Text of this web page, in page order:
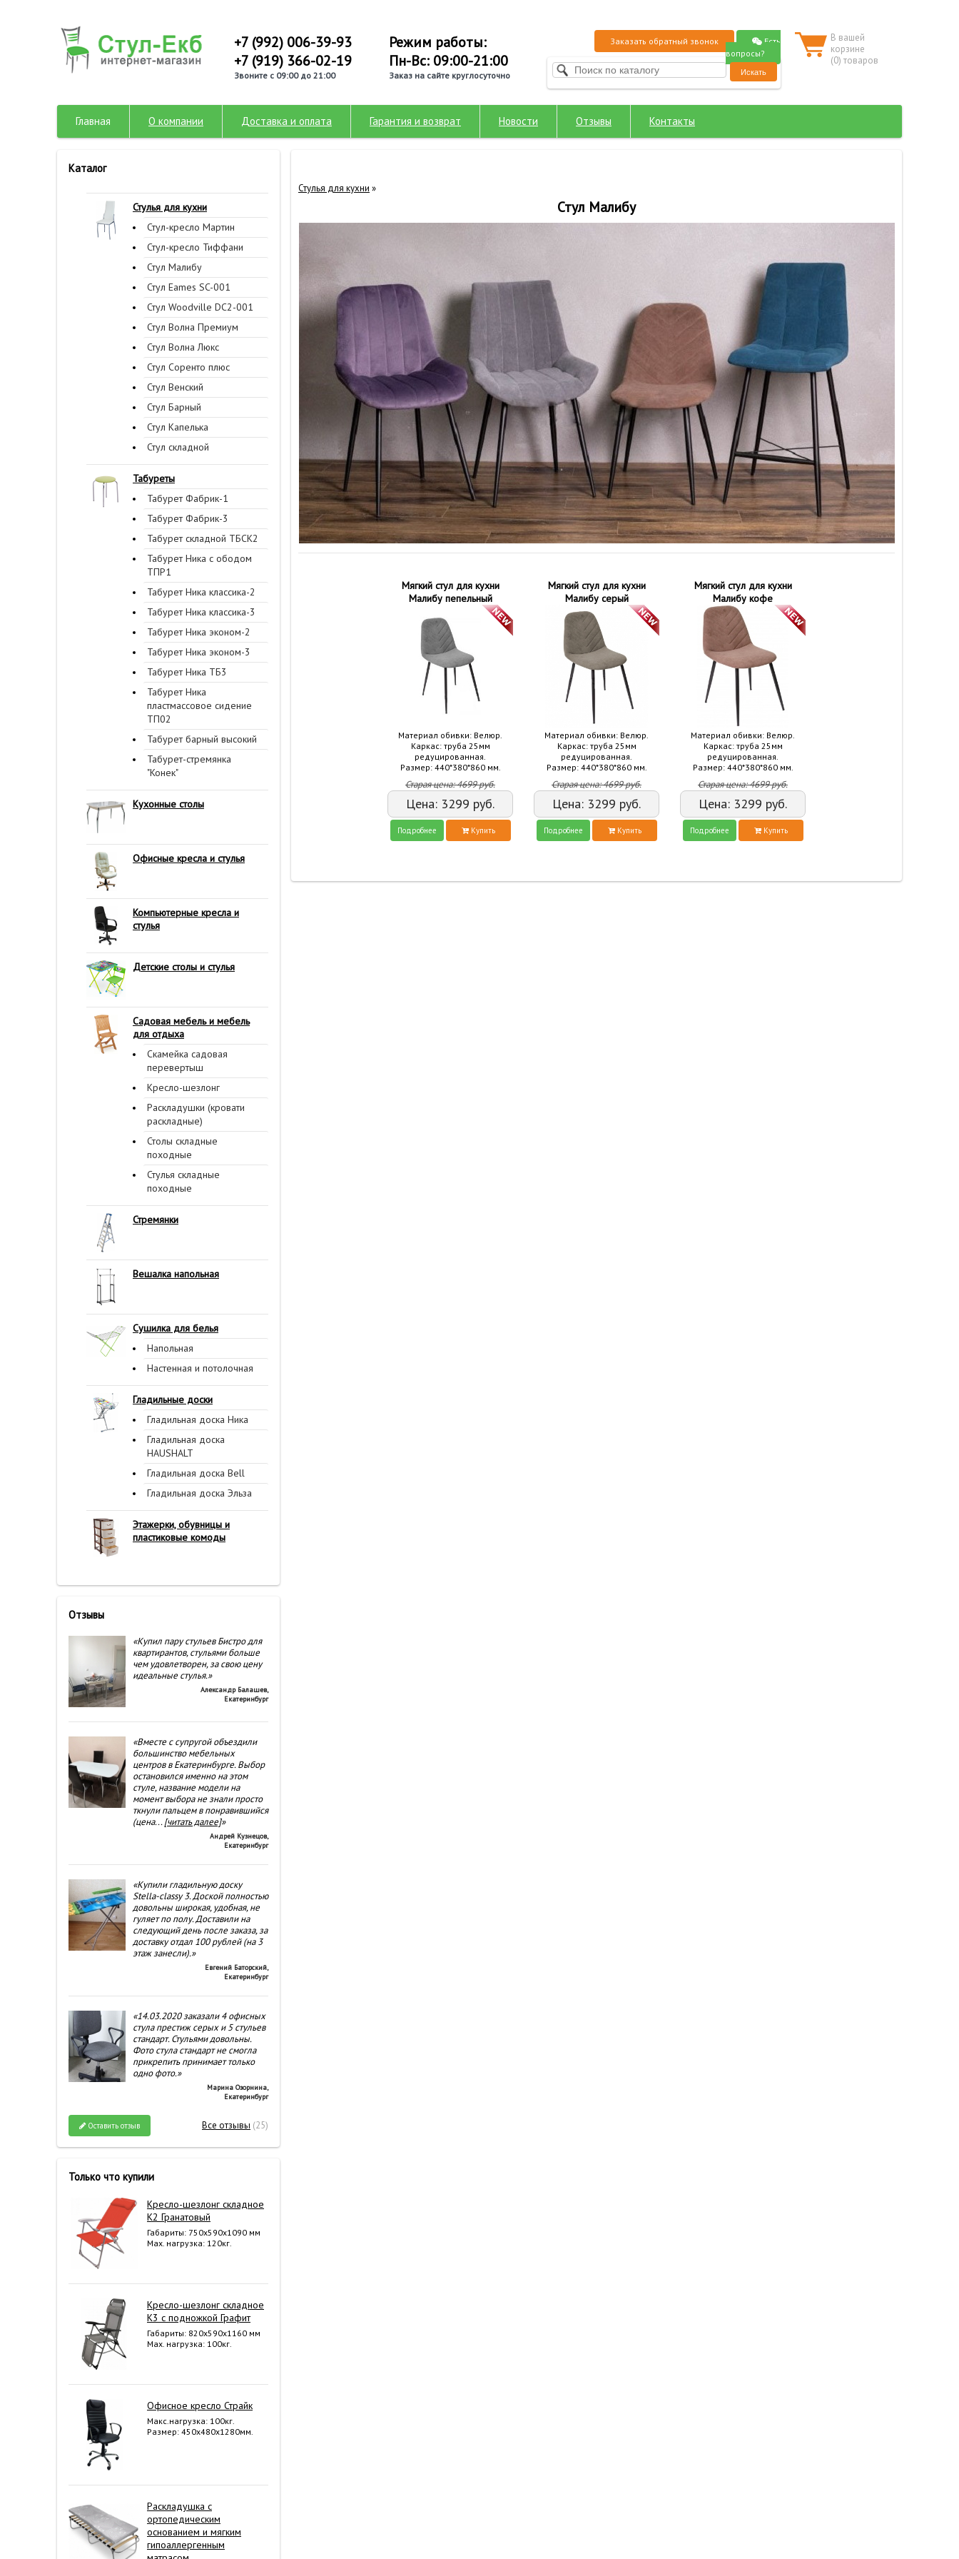
+7 (992) 006-39-93
+7 (919) 366-02-19
Звоните с 09:00 до 21:00
Режим работы:
Пн-Вс: 09:00-21:00
Заказ на сайте круглосуточно
Заказать обратный звонок
Есть
вопросы?
В вашей
корзине
(0) товаров
Главная О компании Доставка и оплата Гарантия и возврат Новости Отзывы Контакты
Каталог
Стулья для кухни
Стул-кресло Мартин
Стул-кресло Тиффани
Стул Малибу
Стул Eames SC-001
Стул Woodville DC2-001
Стул Волна Премиум
Стул Волна Люкс
Стул Соренто плюс
Стул Венский
Стул Барный
Стул Капелька
Стул складной
Табуреты
Табурет Фабрик-1
Табурет Фабрик-3
Табурет складной ТБСК2
Табурет Ника с ободом
ТПР1
Табурет Ника классика-2
Табурет Ника классика-3
Табурет Ника эконом-2
Табурет Ника эконом-3
Табурет Ника ТБ3
Табурет Ника
пластмассовое сидение
ТП02
Табурет барный высокий
Табурет-стремянка
"Конек"
Кухонные столы
Офисные кресла и стулья
Компьютерные кресла и
стулья
Детские столы и стулья
Садовая мебель и мебель
для отдыха
Скамейка садовая
перевертыш
Кресло-шезлонг
Раскладушки (кровати
раскладные)
Столы складные
походные
Стулья складные
походные
Стремянки
Вешалка напольная
Сушилка для белья
Напольная
Настенная и потолочная
Гладильные доски
Гладильная доска Ника
Гладильная доска
HAUSHALT
Гладильная доска Bell
Гладильная доска Эльза
Этажерки, обувницы и
пластиковые комоды
Отзывы
«Купил пару стульев Бистро для
квартирантов, стульями больше
чем удовлетворен, за свою цену
идеальные стулья.»
Александр Балашев,
Екатеринбург
«Вместе с супругой объездили
большинство мебельных
центров в Екатеринбурге. Выбор
остановился именно на этом
стуле, название модели на
момент выбора не знали просто
ткнули пальцем в понравившийся
(цена...[читать далее]»
Андрей Кузнецов,
Екатеринбург
«Купили гладильную доску
Stella-classy 3. Доской полностью
довольны широкая, удобная, не
гуляет по полу. Доставили на
следующий день после заказа, за
доставку отдал 100 рублей (на 3
этаж занесли).»
Евгений Баторский,
Екатеринбург
«14.03.2020 заказали 4 офисных
стула престиж серых и 5 стульев
стандарт. Стульями довольны.
Фото стула стандарт не смогла
прикрепить принимает только
одно фото.»
Марина Озорнина,
Екатеринбург
Оставить отзыв Все отзывы (25)
Только что купили
Кресло-шезлонг складное
К2 Гранатовый
Габариты: 750x590x1090 мм
Мах. нагрузка: 120кг.
Кресло-шезлонг складное
К3 с подножкой Графит
Габариты: 820x590x1160 мм
Мах. нагрузка: 100кг.
Офисное кресло Страйк
Макс.нагрузка: 100кг.
Размер: 450х480х1280мм.
Раскладушка с
ортопедическим
основанием и мягким
гипоаллергенным
Стулья для кухни »
Стул Малибу
Мягкий стул для кухни
Малибу пепельный
Материал обивки: Велюр.
Каркас: труба 25мм
редуцированная.
Размер: 440*380*860 мм.
Старая цена:4699руб.
Цена: 3299 руб.
Подробнее Купить
Мягкий стул для кухни
Малибу серый
Материал обивки: Велюр.
Каркас: труба 25мм
редуцированная.
Размер: 440*380*860 мм.
Старая цена:4699руб.
Цена: 3299 руб.
Подробнее Купить
Мягкий стул для кухни
Малибу кофе
Материал обивки: Велюр.
Каркас: труба 25мм
редуцированная.
Размер: 440*380*860 мм.
Старая цена:4699руб.
Цена: 3299 руб.
Подробнее Купить